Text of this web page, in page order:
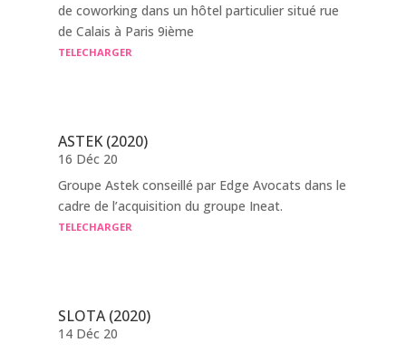
de coworking dans un hôtel particulier situé rue
de Calais à Paris 9ième
TELECHARGER
ASTEK (2020)
16 Déc 20
Groupe Astek conseillé par Edge Avocats dans le
cadre de l’acquisition du groupe Ineat.
TELECHARGER
SLOTA (2020)
14 Déc 20